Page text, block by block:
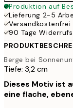
Produktion auf
Lieferung 2-5
90 Tage
Berge bei
Tiefe: 3,2 cm
Dieses Motiv ist
eine flache,